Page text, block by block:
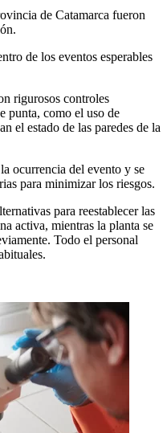
de Catamarca fueron
de los eventos esperables
rigurosos controles
punta, como el uso de
el estado de las paredes de la
ocurrencia del evento y se
para minimizar los riesgos.
para reestablecer las
activa, mientras la planta se
Todo el personal